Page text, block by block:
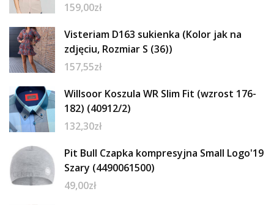
159,00zł
Visteriam D163 sukienka (Kolor jak na
zdjęciu, Rozmiar S (36))
157,55zł
Willsoor Koszula WR Slim Fit (wzrost 176-
182) (40912/2)
132,30zł
Pit Bull Czapka kompresyjna Small Logo'19
Szary (4490061500)
49,00zł